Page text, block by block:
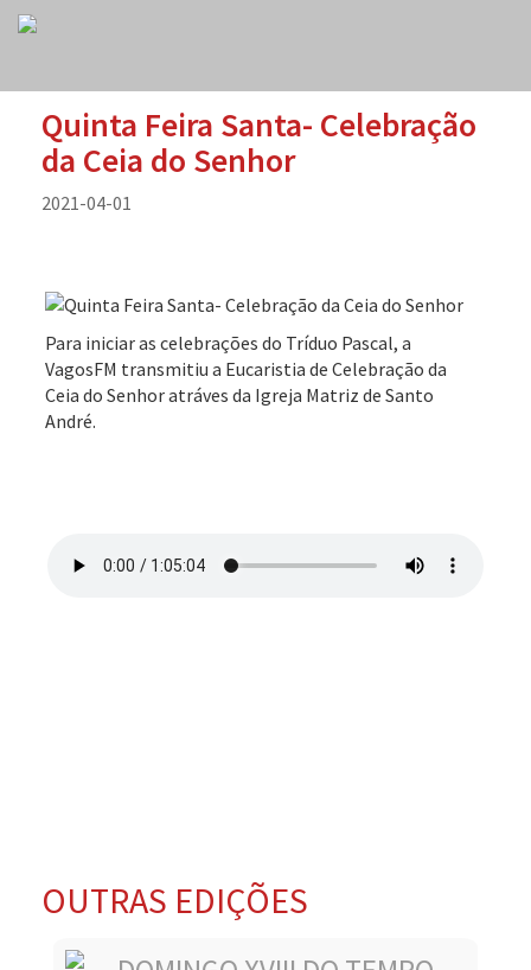
Quinta Feira Santa- Celebração
da Ceia do Senhor
2021-04-01
Para iniciar as celebrações do Tríduo Pascal, a
VagosFM transmitiu a Eucaristia de Celebração da
Ceia do Senhor atráves da Igreja Matriz de Santo
André.
OUTRAS EDIÇÕES